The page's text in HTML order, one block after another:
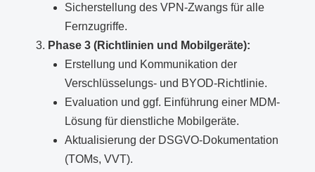
Sicherstellung des VPN-Zwangs für alle
Fernzugriffe.
Phase 3 (Richtlinien und Mobilgeräte):
Erstellung und Kommunikation der
Verschlüsselungs- und BYOD-Richtlinie.
Evaluation und ggf. Einführung einer MDM-
Lösung für dienstliche Mobilgeräte.
Aktualisierung der DSGVO-Dokumentation
(TOMs, VVT).